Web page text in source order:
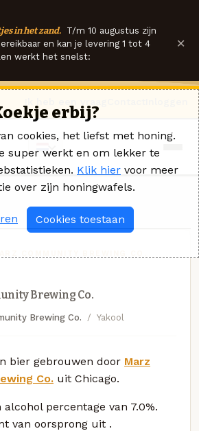
in het zand. T/m 10 augustus zijn
en kan je levering 1 tot 4
werkt het snelst:
×
Brewing Co.
Brewing Co. Yakool
bier gebrouwen door Marz
Co. uit Chicago.
alcohol percentage van 7.0%.
van oorsprong uit .
erbij?
cookies, het liefst met honing.
super werkt en om lekker te
Klik hier voor meer
over zijn honingwafels.
Cookies toestaan